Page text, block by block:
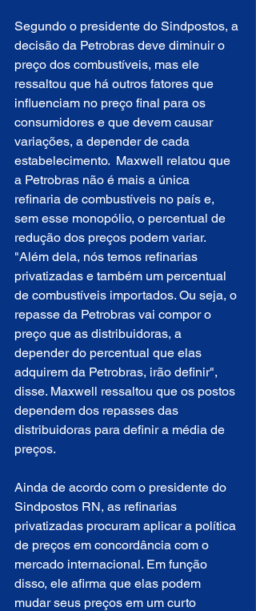
Segundo o presidente do Sindpostos, a
decisão da Petrobras deve diminuir o
preço dos combustíveis, mas ele
ressaltou que há outros fatores que
influenciam no preço final para os
consumidores e que devem causar
variações, a depender de cada
estabelecimento.  Maxwell relatou que
a Petrobras não é mais a única
refinaria de combustíveis no país e,
sem esse monopólio, o percentual de
redução dos preços podem variar.
"Além dela, nós temos refinarias
privatizadas e também um percentual
de combustíveis importados. Ou seja, o
repasse da Petrobras vai compor o
preço que as distribuidoras, a
depender do percentual que elas
adquirem da Petrobras, irão definir",
disse. Maxwell ressaltou que os postos
dependem dos repasses das
distribuidoras para definir a média de
preços.
Ainda de acordo com o presidente do
Sindpostos RN, as refinarias
privatizadas procuram aplicar a política
de preços em concordância com o
mercado internacional. Em função
disso, ele afirma que elas podem
mudar seus preços em um curto